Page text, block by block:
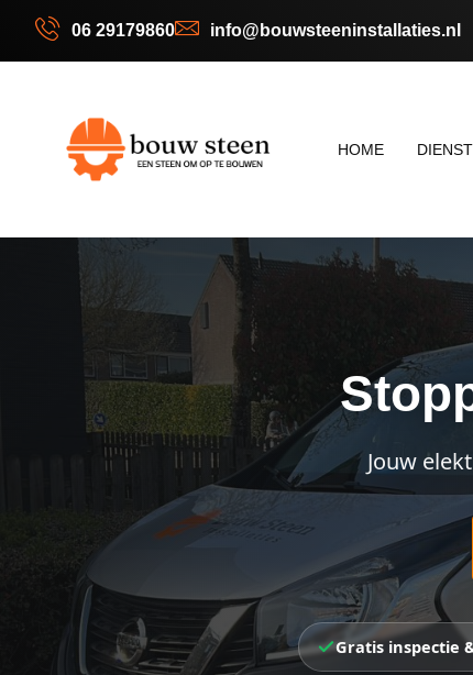
06 29179860 info@bouwsteeninstallaties.nl
HOME
Jouw
Gratis inspectie